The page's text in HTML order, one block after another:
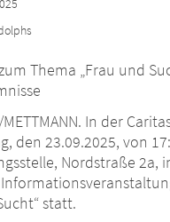
Thema „Frau und
METTMANN. In der
den 23.09.2025, von
Nordstraße 2a,
statt.